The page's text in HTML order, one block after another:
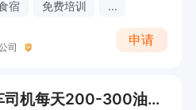
宿 免费培训 ...
司
申请
【接送游客】自带车司机每天200-300油报销